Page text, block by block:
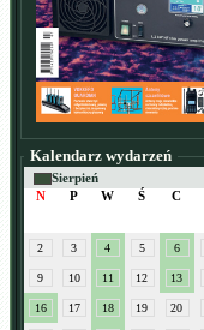
Kalendarz wydarzeń
Sierpień
N
P W Ś C
2 3 4 5 6
9 10 11 12 13
16 17 18 19 20